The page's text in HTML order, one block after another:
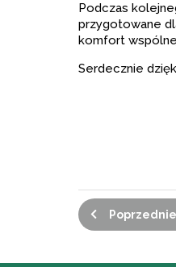
Podczas
przygotowane
komfort
Serdecznie
Poprzednie